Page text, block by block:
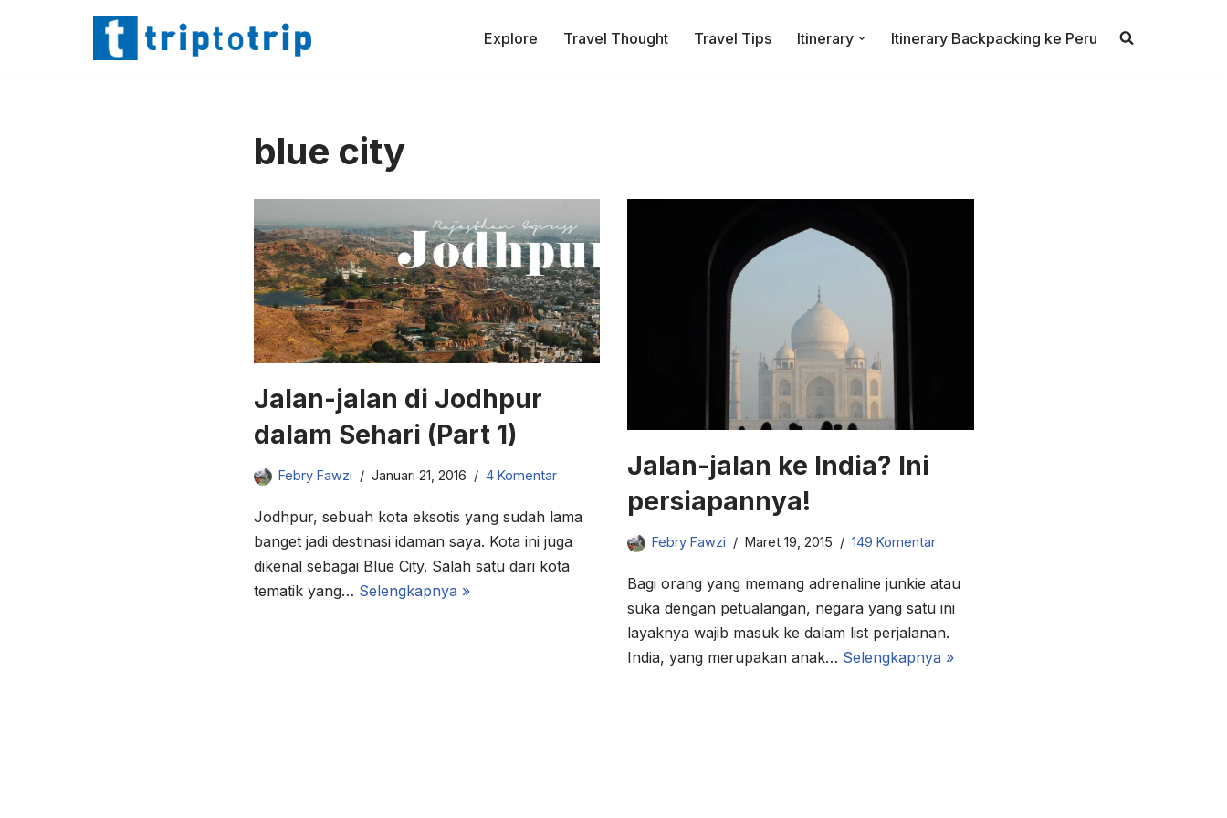
Explore Travel Thought Travel Tips Itinerary Itinerary Backpacking ke Peru
blue city
Jalan-jalan di Jodhpur
dalam Sehari (Part 1)
Febry Fawzi Januari 21, 2016 4 Komentar
Jodhpur, sebuah kota eksotis yang sudah lama
banget jadi destinasi idaman saya. Kota ini juga
dikenal sebagai Blue City. Salah satu dari kota
tematik yang… Selengkapnya »
Jalan-jalan ke India? Ini
persiapannya!
Febry Fawzi Maret 19, 2015 149 Komentar
Bagi orang yang memang adrenaline junkie atau
suka dengan petualangan, negara yang satu ini
layaknya wajib masuk ke dalam list perjalanan.
India, yang merupakan anak… Selengkapnya »